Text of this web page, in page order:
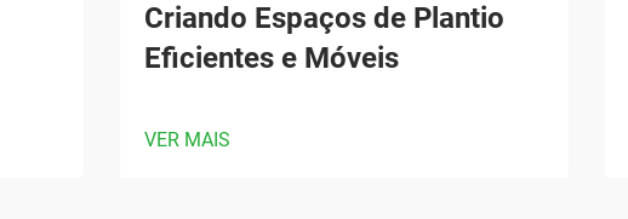
Criando Espaços de Plantio
Eficientes e Móveis
VER MAIS